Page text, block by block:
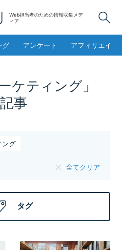
Web担当者のための情報収集メデ
ィア
グ アンケート アフィリエイト
ケティング」
事
ング
全てクリア
タグ